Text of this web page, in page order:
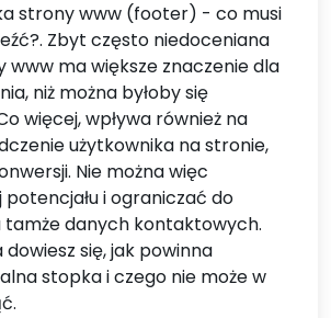
strony www (footer) - co musi
Zbyt często niedoceniana
ma większe znaczenie dla
niż można byłoby się
więcej, wpływa również na
użytkownika na stronie,
Nie można więc
i ograniczać do
tamże danych kontaktowych.
dowiesz się, jak powinna
stopka i czego nie może w